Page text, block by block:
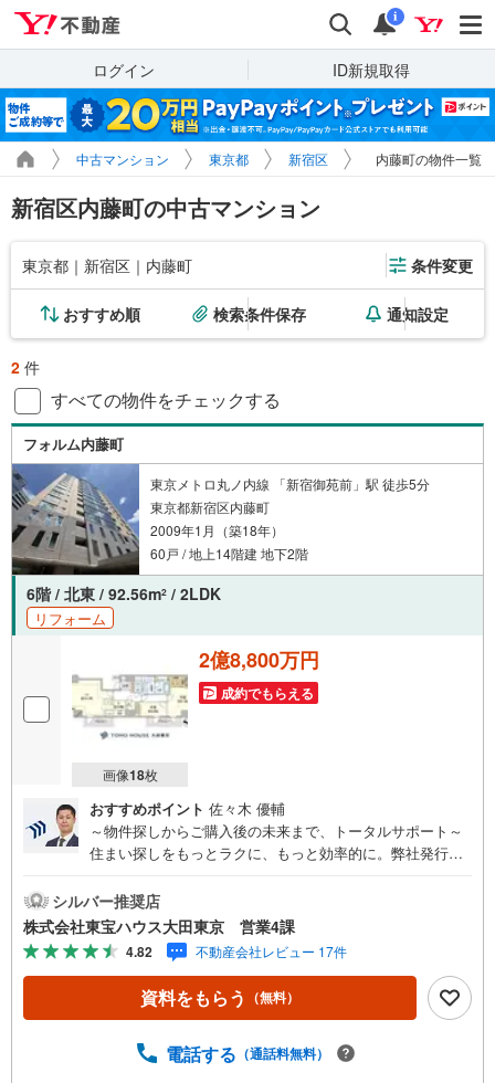
検索 通知
i
ログイン ID新規取得
中古マンション 東京都 新宿区 内藤町の物件一覧
新宿区内藤町の中古マンション
東京都｜新宿区｜内藤町 条件変更
おすすめ順 検索条件保存 通知設定
2 件
すべての物件をチェックする
フォルム内藤町
東京メトロ丸ノ内線 「新宿御苑前」駅 徒歩5分
東京都新宿区内藤町
2009年1月（築18年）
60戸 / 地上14階建 地下2階
6階 / 北東 / 92.56m2 / 2LDK
リフォーム
画像18枚
2億8,800万円
成約でもらえる
おすすめポイント 佐々木 優輔
～物件探しからご購入後の未来まで、トータルサポート～
住まい探しをもっとラクに、もっと効率的に。弊社発行の
辺環境のチェックまでスマホで完結。よく行く場所へのル
ートや所要時間がわかる「Door to Door機能」で、通勤・通
学時間もスムーズに検索できます。東宝ハウス大田東京で
は、物件のご紹介にとどまらず、独自の会員サービス「TO
HO HOUSE CLUB」や「未来カレンダー」を活用したライ
フプランニングを通じて、ご入居後もお客様の安心と豊か
す。 住宅ローンのご相談 FPによるライフプランのシミュ
シルバー推奨店
株式会社東宝ハウス大田東京 営業4課
4.82 不動産会社レビュー 17件
資料をもらう （無料）
電話する （通話料無料）